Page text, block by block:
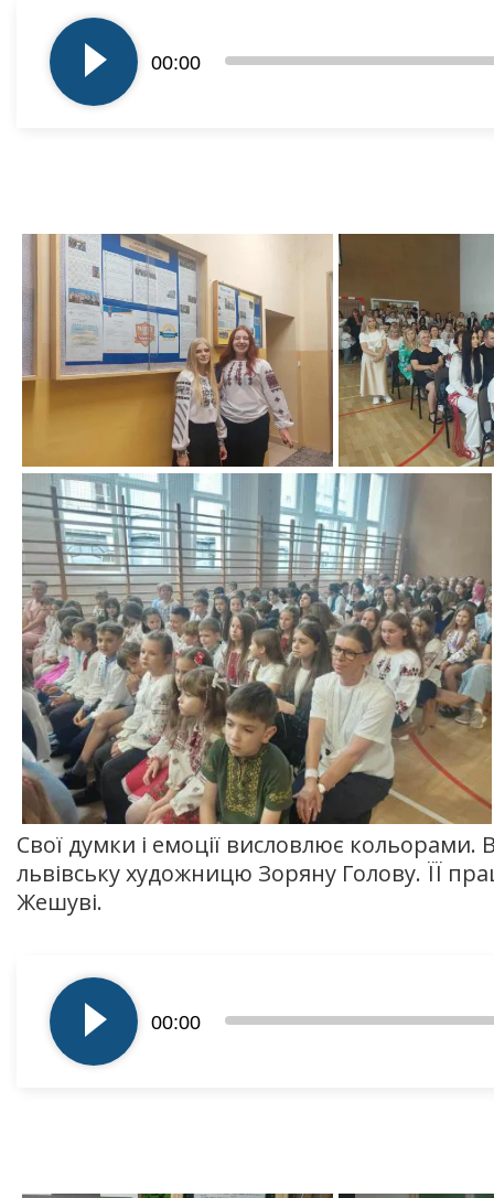
plików
dźwiękowych
00:00
Свої думки і емоції висловлює
львівську художницю Зоряну Голову. ЇЇ
Жешуві.
plików
dźwiękowych
00:00